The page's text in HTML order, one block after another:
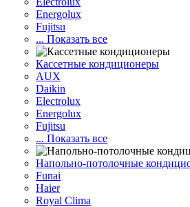
Energolux
Fujitsu
... Показать все
Кассетные кондиционеры
AUX
Daikin
Electrolux
Energolux
Fujitsu
... Показать все
Напольно-потолочные
Funai
Haier
Royal Clima